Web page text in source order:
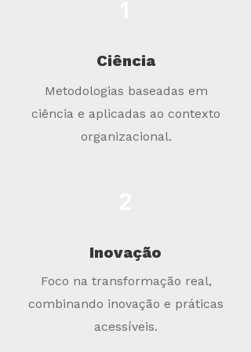
Ciência
Metodologias baseadas em
ciência e aplicadas ao contexto
organizacional.
Inovação
Foco na transformação real,
combinando inovação e práticas
acessíveis.